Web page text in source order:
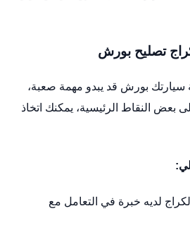
تصليح بورش
سيارتك بورش قد يبدو مهمة صعبة،
بعض النقاط الرئيسية، يمكنك اتخاذ
لديه خبرة في التعامل مع